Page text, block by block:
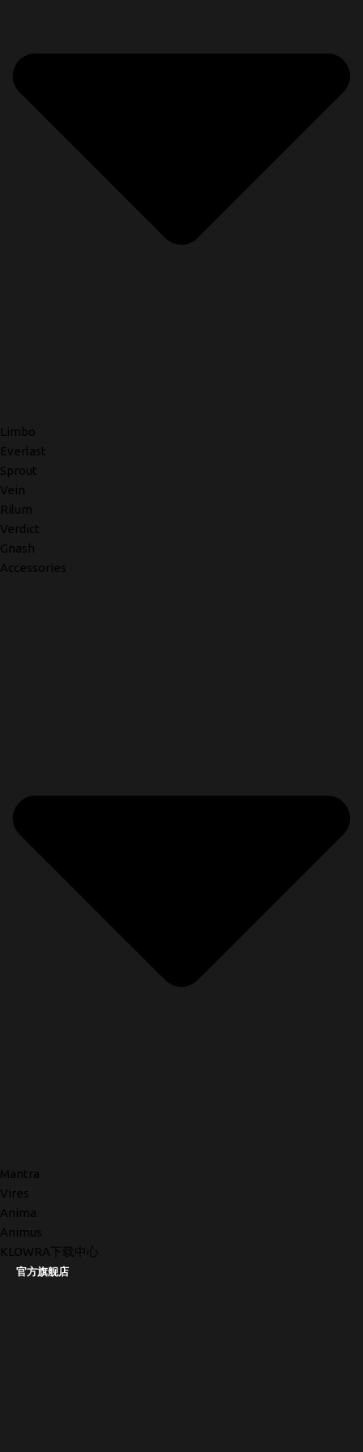
Limbo
Everlast
Sprout
Vein
Rilum
Verdict
Gnash
Accessories
Mantra
Vires
Anima
Animus
KLOWRA下载中心
官方旗舰店